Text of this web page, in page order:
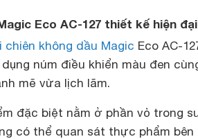
Eco AC-127 thiết kế hiện
chiên không dầu Magic Eco AC-
núm điều khiển màu đen
mẽ vừa lịch lãm.
đặc biệt nằm ở phần vỏ trong
có thể quan sát thực phẩm